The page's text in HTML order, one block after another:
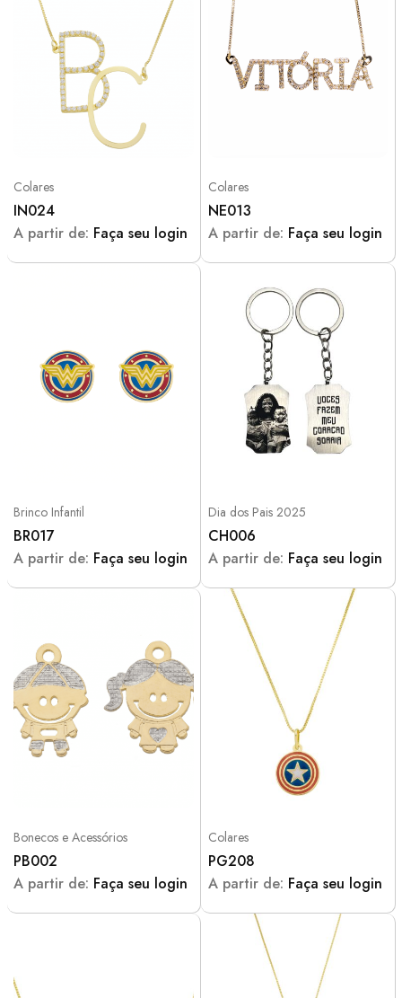
Colares
IN024
A partir de: Faça seu login
Colares
NE013
A partir de: Faça seu login
Brinco Infantil
BR017
A partir de: Faça seu login
Dia dos Pais 2025
CH006
A partir de: Faça seu login
Bonecos e Acessórios
PB002
A partir de: Faça seu login
Colares
PG208
A partir de: Faça seu login